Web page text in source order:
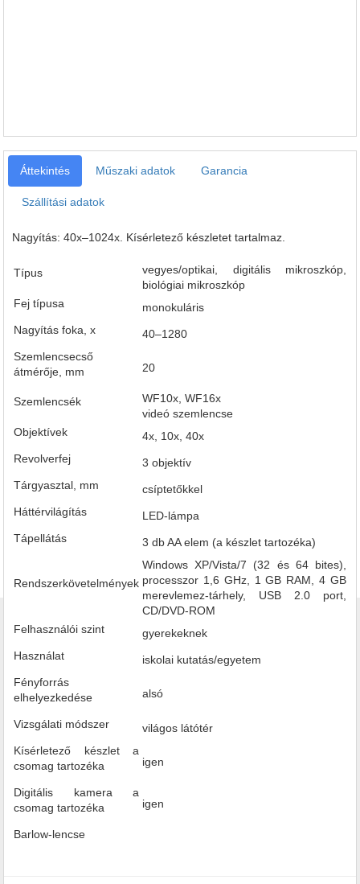
Áttekintés Műszaki adatok Garancia
Szállítási adatok
Nagyítás: 40x–1024x. Kísérletező készletet tartalmaz.
Típus
vegyes/optikai, digitális mikroszkóp,
biológiai mikroszkóp
Fej típusa
monokuláris
Nagyítás foka, x
40–1280
Szemlencsecső
átmérője, mm
20
Szemlencsék
WF10x, WF16x
videó szemlencse
Objektívek
4x, 10x, 40x
Revolverfej
3 objektív
Tárgyasztal, mm
csíptetőkkel
Háttérvilágítás
LED-lámpa
Tápellátás
3 db AA elem (a készlet tartozéka)
Rendszerkövetelmények
Windows XP/Vista/7 (32 és 64 bites),
processzor 1,6 GHz, 1 GB RAM, 4 GB
merevlemez-tárhely, USB 2.0 port,
CD/DVD-ROM
Felhasználói szint
gyerekeknek
Használat
iskolai kutatás/egyetem
Fényforrás
elhelyezkedése
alsó
Vizsgálati módszer
világos látótér
Kísérletező készlet a
csomag tartozéka
igen
Digitális kamera a
csomag tartozéka
igen
Barlow-lencse